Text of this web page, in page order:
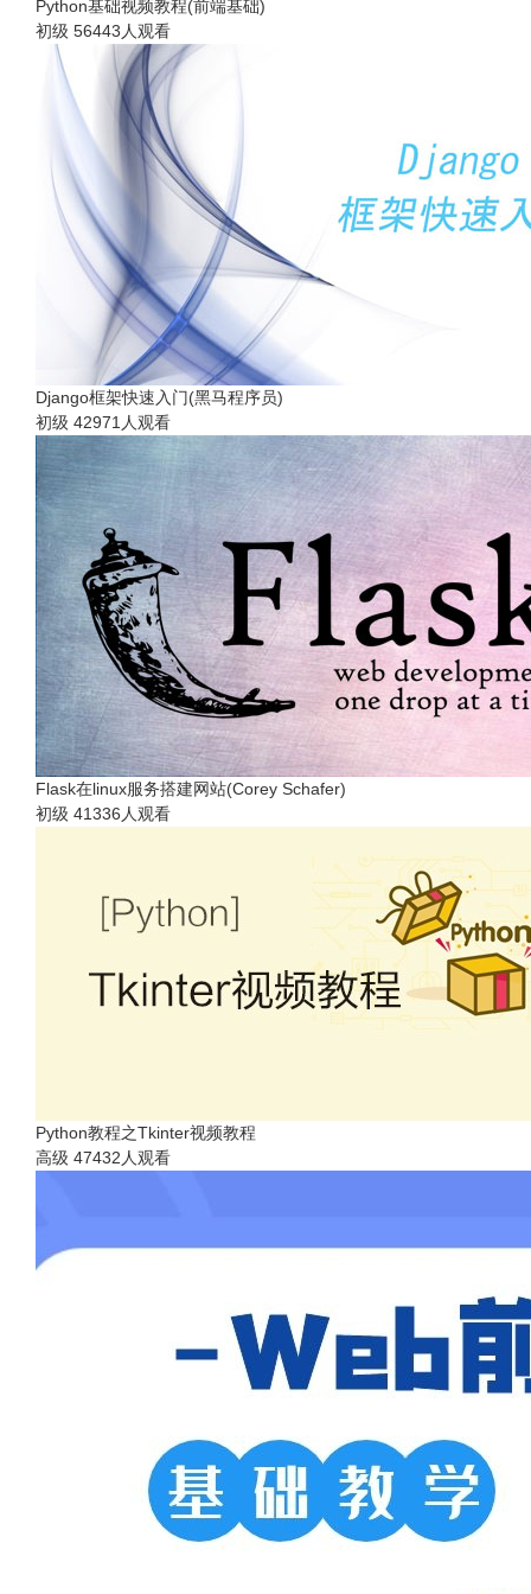
Python基础视频教程(前端基础)
初级 56443人观看
Django框架快速入门(黑马程序员)
初级 42971人观看
Flask在linux服务搭建网站(Corey Schafer)
初级 41336人观看
Python教程之Tkinter视频教程
高级 47432人观看